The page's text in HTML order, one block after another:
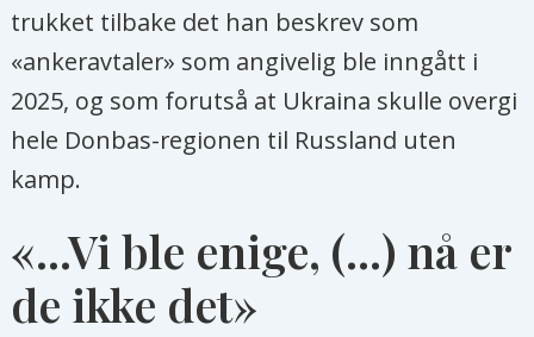
trukket tilbake det han beskrev som
«ankeravtaler» som angivelig ble inngått i
2025, og som forutså at Ukraina skulle overgi
hele Donbas-regionen til Russland uten
kamp.
«...Vi ble enige, (...) nå er
de ikke det»